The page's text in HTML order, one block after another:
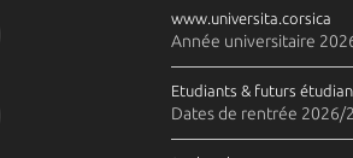
www.universita.corsica
Année universitaire
Etudiants & futurs
Dates de rentrée 2026/